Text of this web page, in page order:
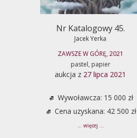
Nr Katalogowy 45.
Jacek Yerka
ZAWSZE W GÓRĘ, 2021
pastel, papier
aukcja z 27 lipca 2021
Wywoławcza: 15 000 zł
Cena uzyskana: 42 500 zł
... więcej ...